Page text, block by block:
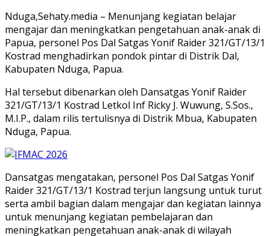
Nduga,Sehaty.media – Menunjang kegiatan belajar
mengajar dan meningkatkan pengetahuan anak-anak di
Papua, personel Pos Dal Satgas Yonif Raider 321/GT/13/1
Kostrad menghadirkan pondok pintar di Distrik Dal,
Kabupaten Nduga, Papua.
Hal tersebut dibenarkan oleh Dansatgas Yonif Raider
321/GT/13/1 Kostrad Letkol Inf Ricky J. Wuwung, S.Sos.,
M.I.P., dalam rilis tertulisnya di Distrik Mbua, Kabupaten
Nduga, Papua.
Dansatgas mengatakan, personel Pos Dal Satgas Yonif
Raider 321/GT/13/1 Kostrad terjun langsung untuk turut
serta ambil bagian dalam mengajar dan kegiatan lainnya
untuk menunjang kegiatan pembelajaran dan
meningkatkan pengetahuan anak-anak di wilayah